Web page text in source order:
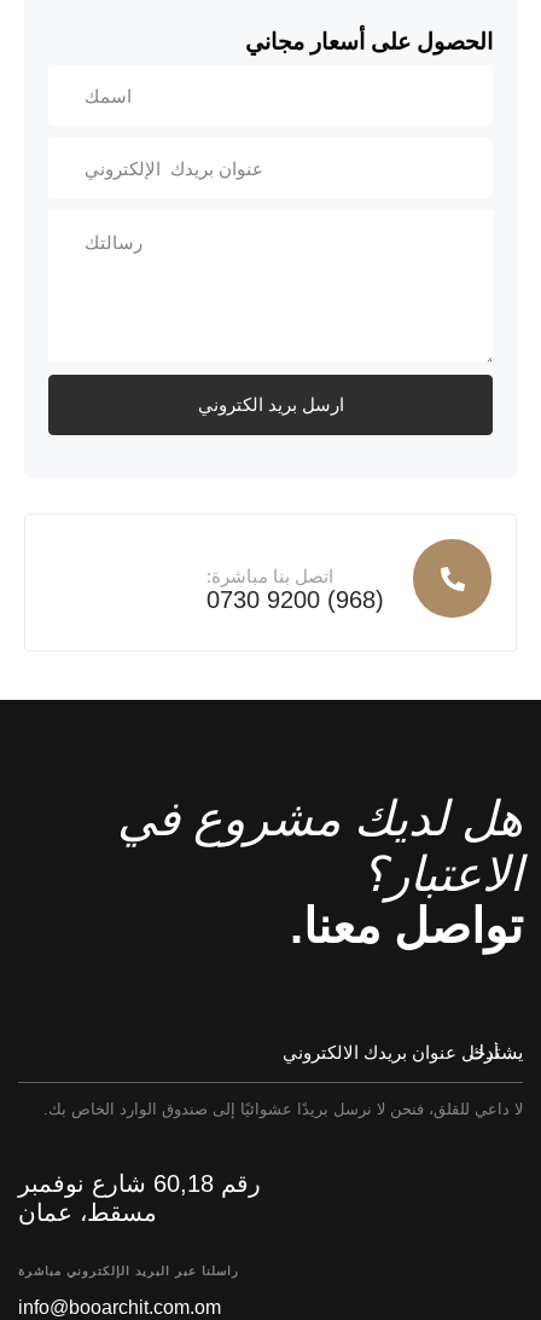
الحصول على أسعار مجاني
اتصل بنا مباشرة:
(968) 9200 0730
هل لديك مشروع في
الاعتبار؟
تواصل معنا.
يشترك
لا داعي للقلق، فنحن لا نرسل بريدًا عشوائيًا إلى صندوق الوارد الخاص بك.
رقم 60,18 شارع نوفمبر
مسقط، عمان
راسلنا عبر البريد الإلكتروني مباشرة
info@booarchit.com.om